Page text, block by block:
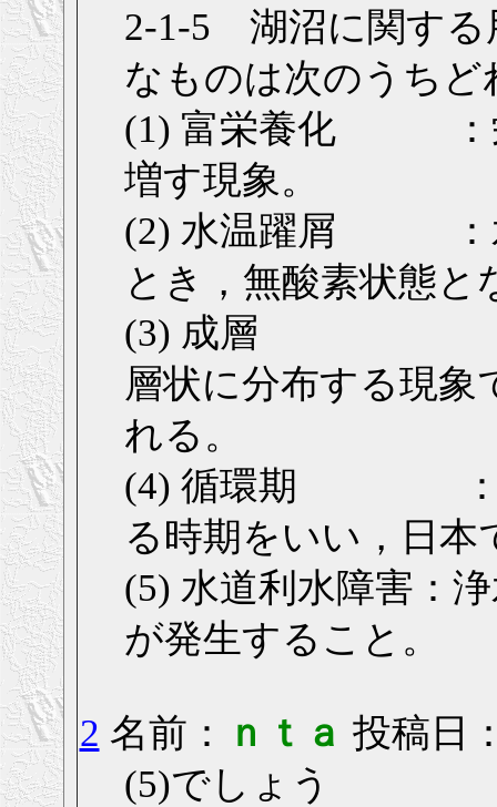
2-1-5 湖沼に関する
なものは次のうちど
(1) 富栄養化 ：栄
増す現象。
(2) 水温躍屑 ：水
とき，無酸素状態
(3) 成層 ：上下
層状に分布する現象
れる。
(4) 循環期 ：湖
る時期をいい，日
(5) 水道利水障害：
が発生すること。
2 名前： ｎｔａ 投稿日
(5)でしょう